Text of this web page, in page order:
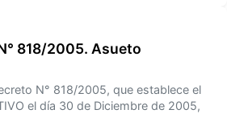
818/2005. Asueto
N° 818/2005, que establece el
el día 30 de Diciembre de 2005,